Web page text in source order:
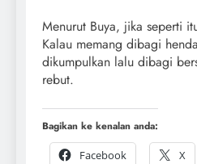
Menurut Buya, jika seperti
Kalau memang dibagi
dikumpulkan lalu dibagi
rebut.
Bagikan ke kenalan anda:
Facebook
X